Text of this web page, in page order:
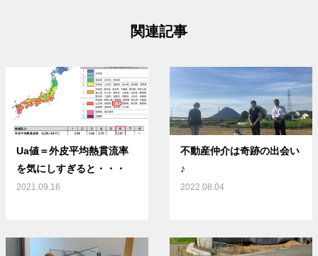
関連記事
Ua値＝外皮平均熱貫流率
を気にしすぎると・・・
2021.09.16
不動産仲介は奇跡の出会い
♪
2022.08.04